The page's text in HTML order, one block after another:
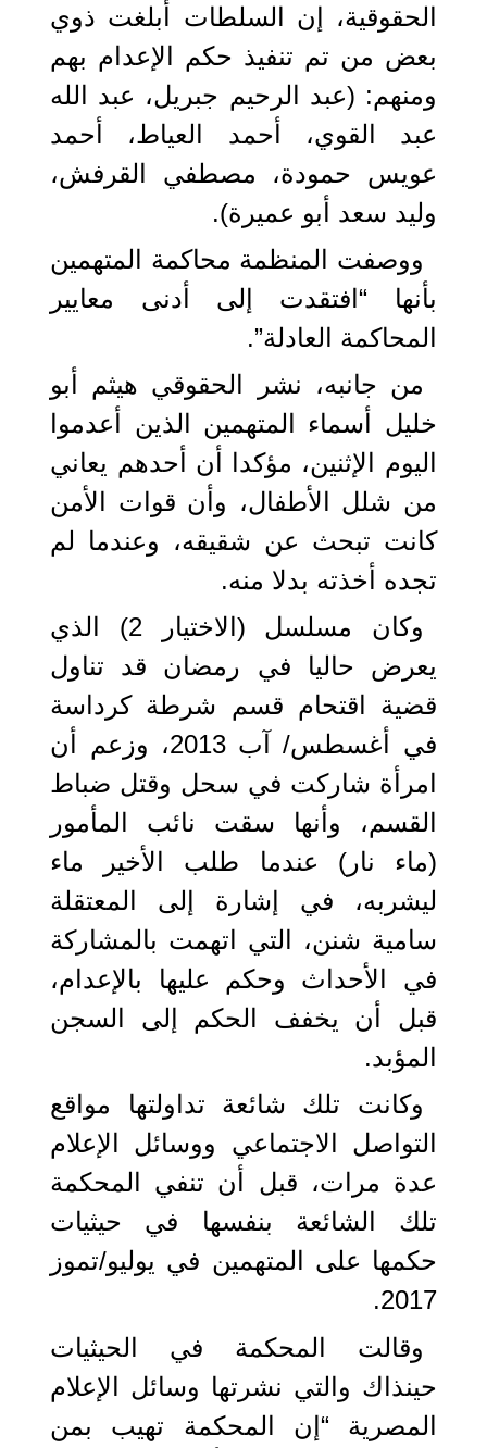
الحقوقية، إن السلطات أبلغت ذوي
بعض من تم تنفيذ حكم الإعدام بهم
ومنهم: (عبد الرحيم جبريل، عبد الله
عبد القوي، أحمد العياط، أحمد
عويس حمودة، مصطفي القرفش،
وليد سعد أبو عميرة).
ووصفت المنظمة محاكمة المتهمين
بأنها “افتقدت إلى أدنى معايير
المحاكمة العادلة”.
من جانبه، نشر الحقوقي هيثم أبو
خليل أسماء المتهمين الذين أعدموا
اليوم الإثنين، مؤكدا أن أحدهم يعاني
من شلل الأطفال، وأن قوات الأمن
كانت تبحث عن شقيقه، وعندما لم
تجده أخذته بدلا منه.
وكان مسلسل (الاختيار 2) الذي
يعرض حاليا في رمضان قد تناول
قضية اقتحام قسم شرطة كرداسة
في أغسطس/ آب 2013، وزعم أن
امرأة شاركت في سحل وقتل ضباط
القسم، وأنها سقت نائب المأمور
(ماء نار) عندما طلب الأخير ماء
ليشربه، في إشارة إلى المعتقلة
سامية شنن، التي اتهمت بالمشاركة
في الأحداث وحكم عليها بالإعدام،
قبل أن يخفف الحكم إلى السجن
المؤبد.
وكانت تلك شائعة تداولتها مواقع
التواصل الاجتماعي ووسائل الإعلام
عدة مرات، قبل أن تنفي المحكمة
تلك الشائعة بنفسها في حيثيات
حكمها على المتهمين في يوليو/تموز
2017.
وقالت المحكمة في الحيثيات
حينذاك والتي نشرتها وسائل الإعلام
المصرية “إن المحكمة تهيب بمن